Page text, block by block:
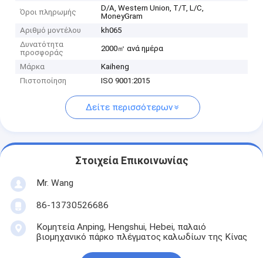
Όροι πληρωμής
D/A, Western Union, T/T, L/C,
MoneyGram
Αριθμό μοντέλου
kh065
Δυνατότητα
προσφοράς
2000㎡ ανά ημέρα
Μάρκα
Kaiheng
Πιστοποίηση
ISO 9001:2015
Δείτε περισσότερων
Στοιχεία Επικοινωνίας
Mr. Wang
86-13730526686
Κομητεία Anping, Hengshui, Hebei, παλαιό
βιομηχανικό πάρκο πλέγματος καλωδίων της Κίνας